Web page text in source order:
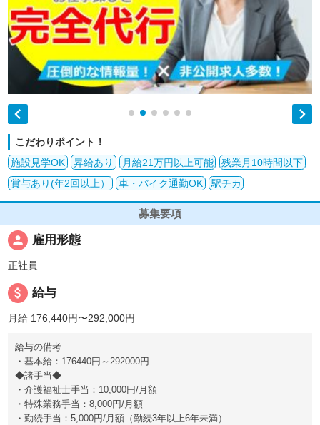
 
こだわりポイント！
施設見学OK
昇給あり 月給21万円以上可能
残業月10時間以下
賞与あり(年2回以上）
車・バイク通勤OK 駅チカ
募集要項
person 雇用形態
正社員
attach_money 給与
月給 176,440円〜292,000円
給与の備考
・基本給：176440円～292000円
◆諸手当◆
・介護福祉士手当：10,000円/月額
・特殊業務手当：8,000円/月額
・勤続手当：5,000円/月額（勤続3年以上6年未満）